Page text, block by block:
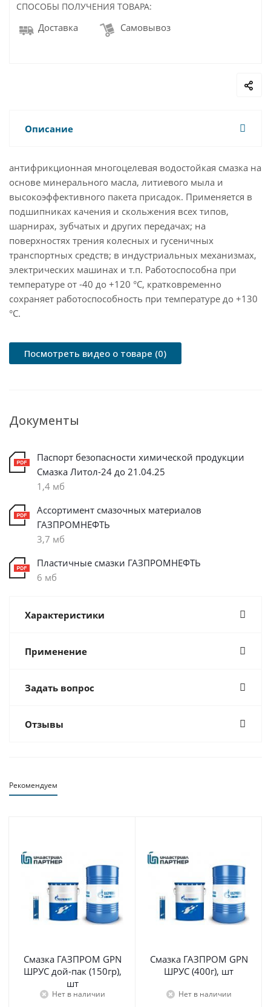
СПОСОБЫ ПОЛУЧЕНИЯ ТОВАРА:
Доставка Самовывоз
Описание
антифрикционная многоцелевая водостойкая смазка на
основе минерального масла, литиевого мыла и
высокоэффективного пакета присадок. Применяется в
подшипниках качения и скольжения всех типов,
шарнирах, зубчатых и других передачах; на
поверхностях трения колесных и гусеничных
транспортных средств; в индустриальных механизмах,
электрических машинах и т.п. Работоспособна при
температуре от -40 до +120 °С, кратковременно
сохраняет работоспособность при температуре до +130
°С.
Посмотреть видео о товаре (0)
Документы
Паспорт безопасности химической продукции
Смазка Литол-24 до 21.04.25
1,4 мб
Ассортимент смазочных материалов
ГАЗПРОМНЕФТЬ
3,7 мб
Пластичные смазки ГАЗПРОМНЕФТЬ
6 мб
Характеристики
Применение
Задать вопрос
Отзывы
Рекомендуем
Смазка ГАЗПРОМ GPN
ШРУС дой-пак (150гр),
шт
Нет в наличии
Смазка ГАЗПРОМ GPN
ШРУС (400г), шт
Нет в наличии